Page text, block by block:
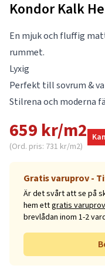
Kondor Kalk
En mjuk och fluffig
rummet.
Lyxig
Perfekt till sovrum &
Stilrena och moderna
659 kr/m2
(Ord. pris: 731 kr/m2)
Gratis varuprov -
Är det svårt att se på
hem ettgratis varuprov
brevlådan inom 1-2